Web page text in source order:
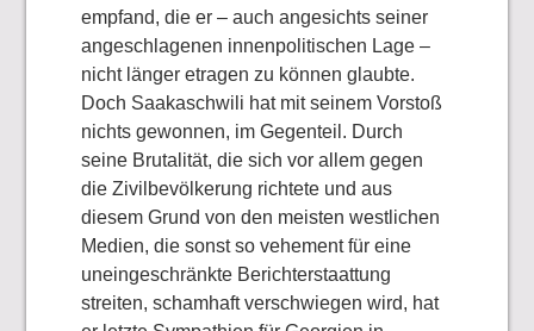
empfand, die er – auch angesichts seiner
angeschlagenen innenpolitischen Lage –
nicht länger etragen zu können glaubte.
Doch Saakaschwili hat mit seinem Vorstoß
nichts gewonnen, im Gegenteil. Durch
seine Brutalität, die sich vor allem gegen
die Zivilbevölkerung richtete und aus
diesem Grund von den meisten westlichen
Medien, die sonst so vehement für eine
uneingeschränkte Berichterstaattung
streiten, schamhaft verschwiegen wird, hat